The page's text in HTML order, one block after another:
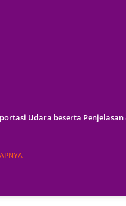
Udara beserta Penjelasan